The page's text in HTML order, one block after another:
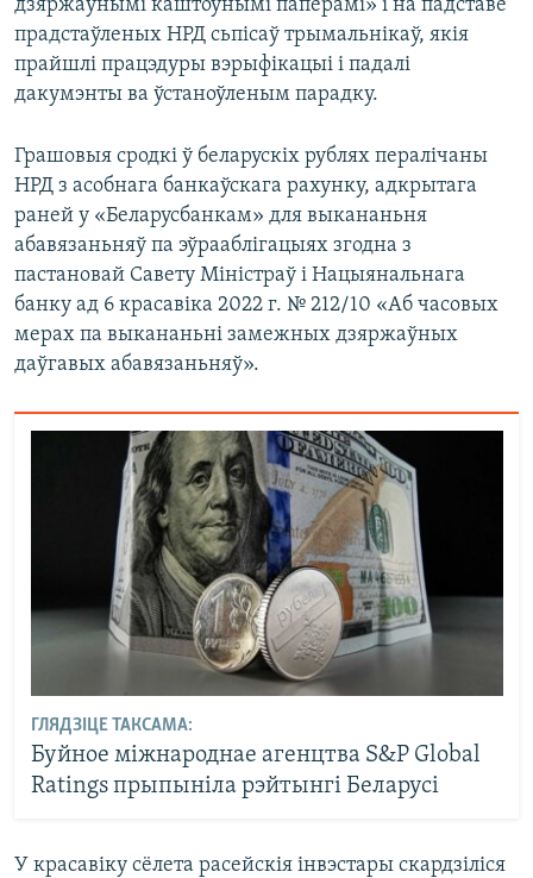
дзяржаўнымі каштоўнымі паперамі» і на падставе
прадстаўленых НРД сьпісаў трымальнікаў, якія
прайшлі працэдуры вэрыфікацыі і падалі
дакумэнты ва ўстаноўленым парадку.
Грашовыя сродкі ў беларускіх рублях пералічаны
НРД з асобнага банкаўскага рахунку, адкрытага
раней у «Беларусбанкам» для выкананьня
абавязаньняў па эўрааблігацыях згодна з
пастановай Савету Міністраў і Нацыянальнага
банку ад 6 красавіка 2022 г. № 212/10 «Аб часовых
мерах па выкананьні замежных дзяржаўных
даўгавых абавязаньняў».
ГЛЯДЗІЦЕ ТАКСАМА:
Буйное міжнароднае агенцтва S&P Global
Ratings прыпыніла рэйтынгі Беларусі
У красавіку сёлета расейскія інвэстары скардзіліся